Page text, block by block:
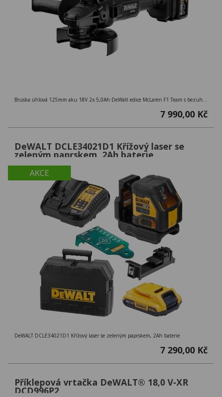
Bruska úhlová 125mm aku 18V 2x 5,0Ah DeWalt edice McLaren F1 Team s bezuhlíkovým motorem
7 990,00 Kč
AKCE
DeWALT DCLE34021D1 Křížový laser se
zeleným paprskem, 2Ah baterie
DeWALT DCLE34021D1 Křížový laser se zeleným paprskem, 2Ah baterie
7 290,00 Kč
Příklepová vrtačka DeWALT® 18,0 V-XR
DCD996P2